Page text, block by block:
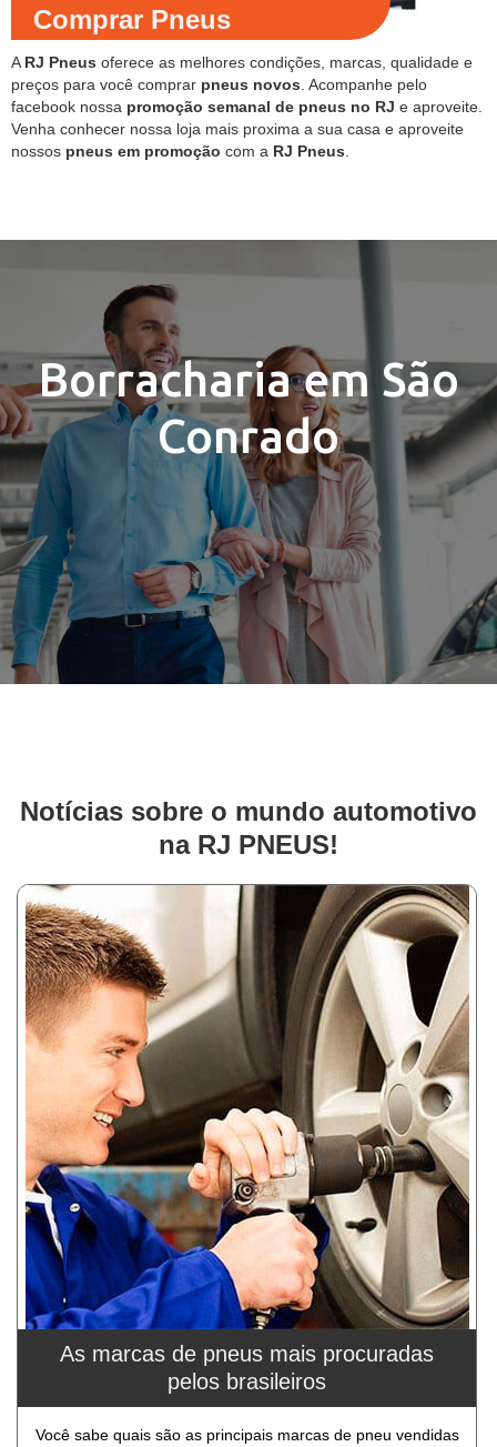
Comprar Pneus
A RJ Pneus oferece as melhores condições, marcas, qualidade e
preços para você comprar pneus novos . Acompanhe pelo
facebook nossa promoção semanal de pneus no RJ e aproveite.
Venha conhecer nossa loja mais proxima a sua casa e aproveite
nossos pneus em promoção com a RJ Pneus
Borracharia em São
Conrado
Notícias sobre o mundo automotivo
na RJ PNEUS!
As marcas de pneus mais procuradas
pelos brasileiros
Você sabe quais são as principais marcas de pneu vendidas